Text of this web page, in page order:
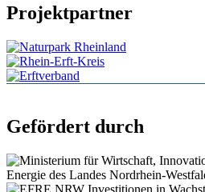
Projektpartner
Gefördert durch